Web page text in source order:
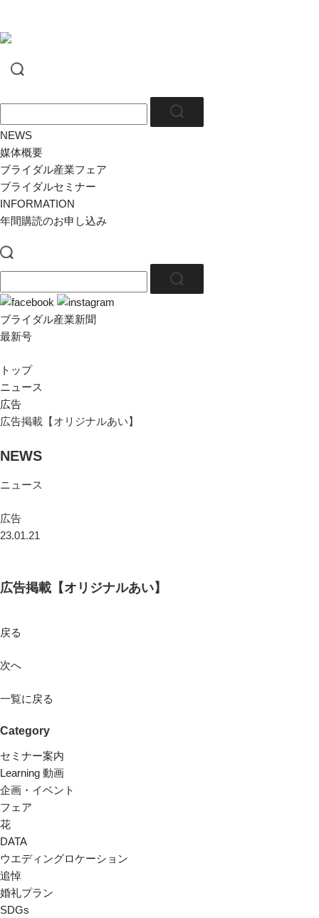
NEWS
媒体概要
ブライダル産業フェア
ブライダルセミナー
INFORMATION
年間購読のお申し込み
ブライダル産業新聞
最新号
トップ
ニュース
広告
広告掲載【オリジナルあい】
NEWS
ニュース
広告
23.01.21
広告掲載【オリジナルあい】
戻る
次へ
一覧に戻る
Category
セミナー案内
Learning 動画
企画・イベント
フェア
花
DATA
ウエディングロケーション
追悼
婚礼プラン
SDGs